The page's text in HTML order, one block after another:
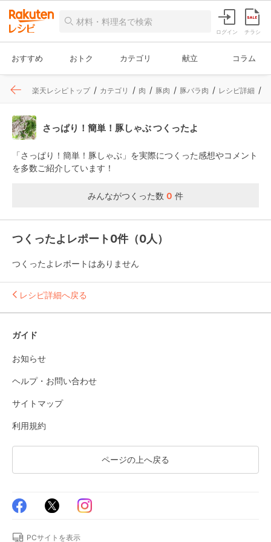
ログイン チラシ
おすすめ おトク カテゴリ 献立 コラム
楽天レシピトップ カテゴリ 肉 豚肉 豚バラ肉 レシピ詳細
さっぱり！簡単！豚しゃぶ つくったよ
「さっぱり！簡単！豚しゃぶ」を実際につくった感想やコメント
を多数ご紹介しています！
みんながつくった数 0 件
つくったよレポート0件（0人）
つくったよレポートはありません
レシピ詳細へ戻る
ガイド
お知らせ
ヘルプ・お問い合わせ
サイトマップ
利用規約
ページの上へ戻る
PCサイトを表示